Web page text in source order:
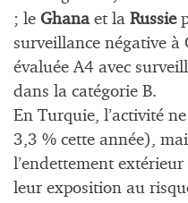
; le Ghana et la Russie
surveillance négative à
évaluée A4 avec
dans la catégorie B.
En Turquie, l’activité
3,3 % cette année),
l’endettement
leur exposition au